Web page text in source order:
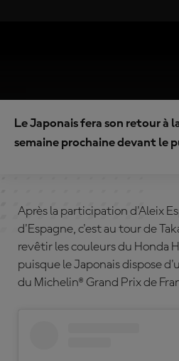
Le Japonais fera son retour à
semaine prochaine devant le
Après la participation d'Aleix
d'Espagne, c'est au tour de
revêtir les couleurs du Honda
puisque le Japonais dispose
du Michelin® Grand Prix de